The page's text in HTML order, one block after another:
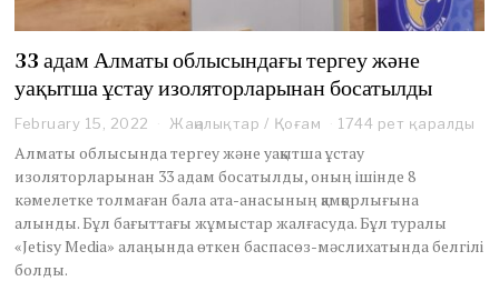
33 адам Алматы облысындағы тергеу және
уақытша ұстау изоляторларынан босатылды
February 15, 2022
b
r
u
a
r
Жаңалықтар / Қоғам 1744 рет қаралды
Алматы облысында тергеу және уақытша ұстау
изоляторларынан 33 адам босатылды, оның ішінде 8
кәмелетке толмаған бала ата-анасының қамқорлығына
алынды. Бұл бағыттағы жұмыстар жалғасуда. Бұл туралы
«Jetisy Media» алаңында өткен баспасөз-мәслихатында белгілі
болды.